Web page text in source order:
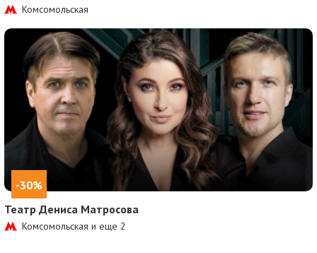
Комсомольская
-30%
Театр Дениса Матросова
Комсомольская и еще2